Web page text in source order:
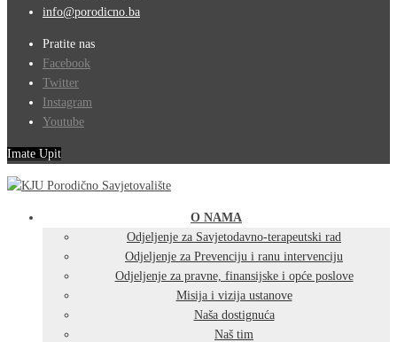
info@porodicno.ba
Pratite nas
Facebook
Twitter
Instagram
Youtube
Imate Upit
O NAMA
Odjeljenje za Savjetodavno-terapeutski rad
Odjeljenje za Prevenciju i ranu intervenciju
Odjeljenje za pravne, finansijske i opće poslove
Misija i vizija ustanove
Naša dostignuća
Naš tim